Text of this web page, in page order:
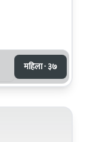
महिला · ३७